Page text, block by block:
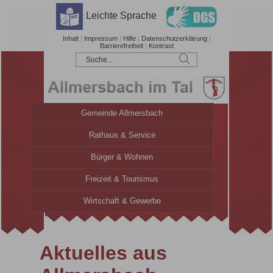
Leichte Sprache
Inhalt| Impressum| Hilfe| Datenschutzerklärung|
Barrierefreiheit| Kontrast
Gemeinde Allmersbach
Rathaus & Service
Bürger & Wohnen
Freizeit & Tourismus
Wirtschaft & Gewerbe
Aktuelles aus